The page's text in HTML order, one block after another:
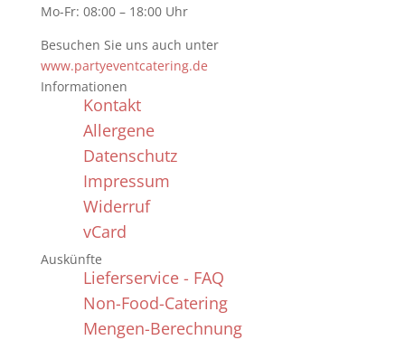
Mo-Fr: 08:00 – 18:00 Uhr
Besuchen Sie uns auch unter
www.partyeventcatering.de
Informationen
Kontakt
Allergene
Datenschutz
Impressum
Widerruf
vCard
Auskünfte
Lieferservice - FAQ
Non-Food-Catering
Mengen-Berechnung